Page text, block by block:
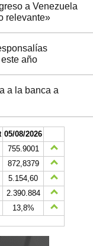
a Venezuela
relevante»
año
a la banca a
05/08/2026
755.9001
872,8379
5.154,60
2.390.884
13,8%